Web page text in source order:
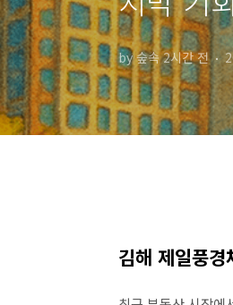
by 숲속 2시간 전
김해 제일풍